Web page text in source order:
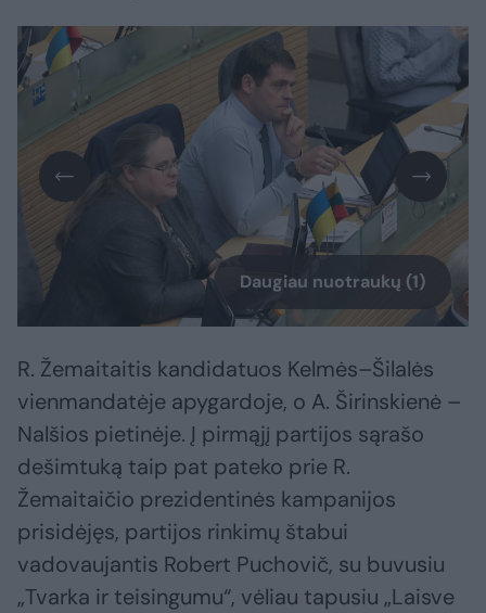
Daugiau nuotraukų (1)
R. Žemaitaitis kandidatuos Kelmės–Šilalės
vienmandatėje apygardoje, o A. Širinskienė –
Nalšios pietinėje. Į pirmąjį partijos sąrašo
dešimtuką taip pat pateko prie R.
Žemaitaičio prezidentinės kampanijos
prisidėjęs, partijos rinkimų štabui
vadovaujantis Robert Puchovič, su buvusiu
„Tvarka ir teisingumu“, vėliau tapusiu „Laisve